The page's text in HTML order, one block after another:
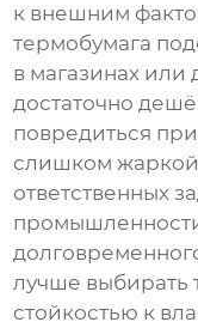
к внешним
термобумага
в магазинах или
достаточно
повредиться
слишком
ответственных
лучше выбирать
стойкостью к